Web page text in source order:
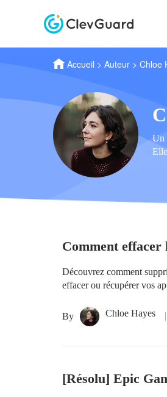
Accueil > Auteur > Chloe
Un
Comment effacer
Découvrez comment
effacer ou récupérer vos
By Chloe Hayes
[Résolu] Epic